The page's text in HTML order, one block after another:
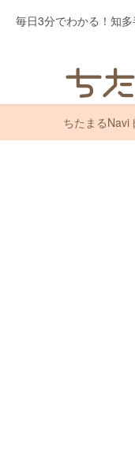
毎日3分でわかる！知
ちたまるNavi